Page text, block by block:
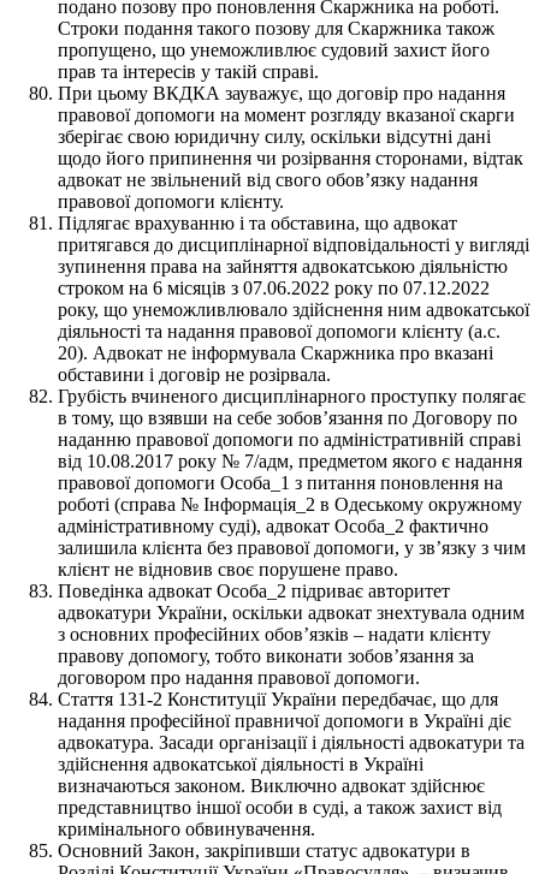
подано позову про поновлення Скаржника на роботі.
Строки подання такого позову для Скаржника також
пропущено, що унеможливлює судовий захист його
прав та інтересів у такій справі.
При цьому ВКДКА зауважує, що договір про надання
правової допомоги на момент розгляду вказаної скарги
зберігає свою юридичну силу, оскільки відсутні дані
щодо його припинення чи розірвання сторонами, відтак
адвокат не звільнений від свого обов’язку надання
правової допомоги клієнту.
Підлягає врахуванню і та обставина, що адвокат
притягався до дисциплінарної відповідальності у вигляді
зупинення права на зайняття адвокатською діяльністю
строком на 6 місяців з 07.06.2022 року по 07.12.2022
року, що унеможливлювало здійснення ним адвокатської
діяльності та надання правової допомоги клієнту (а.с.
20). Адвокат не інформувала Скаржника про вказані
обставини і договір не розірвала.
Грубість вчиненого дисциплінарного проступку полягає
в тому, що взявши на себе зобов’язання по Договору по
наданню правової допомоги по адміністративній справі
від 10.08.2017 року № 7/адм, предметом якого є надання
правової допомоги Особа_1 з питання поновлення на
роботі (справа № Інформація_2 в Одеському окружному
адміністративному суді), адвокат Особа_2 фактично
залишила клієнта без правової допомоги, у зв’язку з чим
клієнт не відновив своє порушене право.
Поведінка адвокат Особа_2 підриває авторитет
адвокатури України, оскільки адвокат знехтувала одним
з основних професійних обов’язків – надати клієнту
правову допомогу, тобто виконати зобов’язання за
договором про надання правової допомоги.
Стаття 131-2 Конституції України передбачає, що для
надання професійної правничої допомоги в Україні діє
адвокатура. Засади організації і діяльності адвокатури та
здійснення адвокатської діяльності в Україні
визначаються законом. Виключно адвокат здійснює
представництво іншої особи в суді, а також захист від
кримінального обвинувачення.
Основний Закон, закріпивши статус адвокатури в